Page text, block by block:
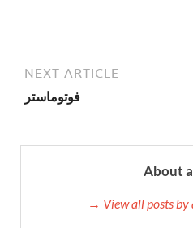
NEXT ARTICLE
فوتوماستر
About
View all posts by